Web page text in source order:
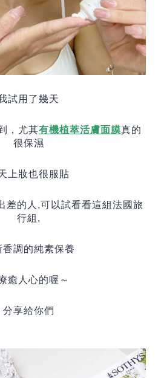
試用了幾天
，尤其有機植萃活膚面膜真的
很保濕
上妝也很服貼
差的人 ,可以試看看這組法國旅
行組 ,
香調的純素保養
癒人心的喔～
分享給你們